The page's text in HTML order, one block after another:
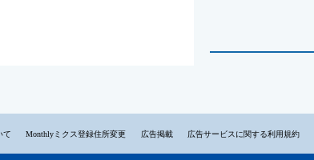
て Monthlyミクス登録住所変更 広告掲載 広告サービスに関する利用規約